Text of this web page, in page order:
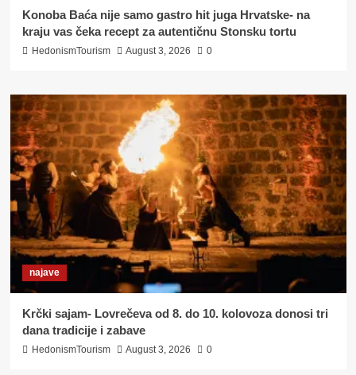
Konoba Baća nije samo gastro hit juga Hrvatske- na
kraju vas čeka recept za autentičnu Stonsku tortu
HedonismTourism August 3, 2026 0
najave
Krčki sajam- Lovrečeva od 8. do 10. kolovoza donosi tri
dana tradicije i zabave
HedonismTourism August 3, 2026 0